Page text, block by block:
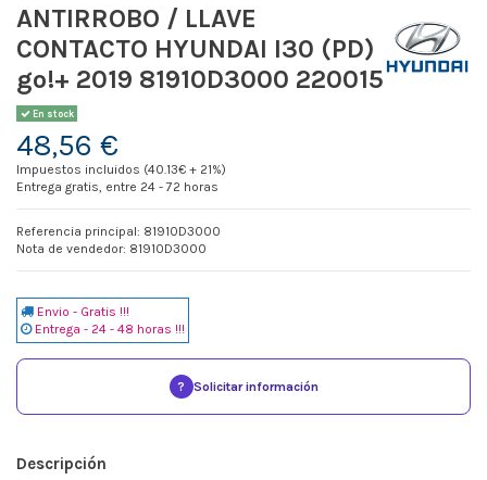
ANTIRROBO / LLAVE
CONTACTO HYUNDAI I30 (PD)
go!+ 2019 81910D3000 220015
En stock
48,56 €
Impuestos incluidos (40.13€ + 21%)
Entrega gratis, entre 24 - 72 horas
Referencia principal: 81910D3000
Nota de vendedor: 81910D3000
Envio - Gratis !!!
Entrega - 24 - 48 horas !!!
? Solicitar información
Descripción